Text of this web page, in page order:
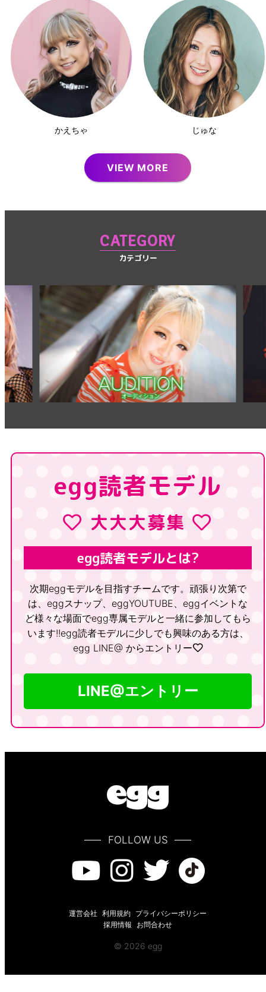
かえちゃ じゅな
VIEW MORE
CATEGORY
カテゴリー
egg読者モデル
大大大募集
egg読者モデルとは?
次期eggモデルを目指すチームです。 頑張り次第で
は、eggスナップ、eggYOUTUBE、eggイベントな
ど様々な場面でegg専属モデルと一緒に参加してもら
います!!egg読者モデルに少しでも興味のある方は、
egg LINE@ からエントリー
LINE@エントリー
FOLLOW US
運営会社 利用規約 プライバシーポリシー
採用情報
お問合わせ
© 2026 egg